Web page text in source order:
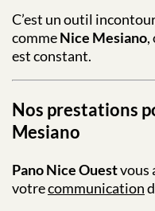
C’est un outil
commeNice Mesiano,
est constant.
Nos prestations
Mesiano
Pano Nice Ouestvous
votrecommunication